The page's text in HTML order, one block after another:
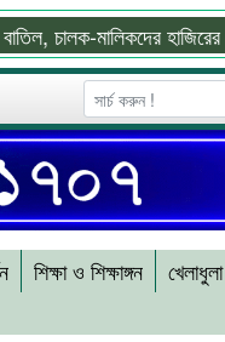
মালিকদের হাজিরের নির্দেশ
শিক্ষা ও শিক্ষাঙ্গন খেলাধুলা